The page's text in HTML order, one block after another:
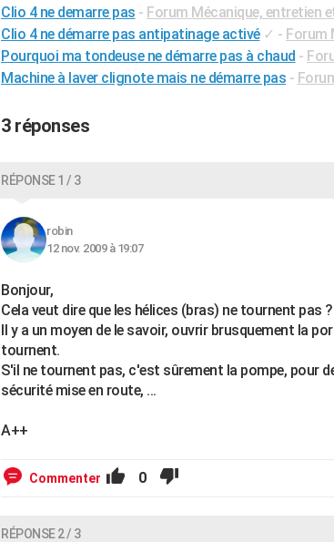
Clio 4 ne demarre pas - Forum Mécanique, entretien
Clio 4 ne démarre pas antipatinage activé ✓ - Forum
Pourquoi ma tondeuse ne démarre pas à chaud -
Machine à laver clignote mais ne démarre pas -
3 réponses
RÉPONSE 1 / 3
robin
12 nov. 2009 à 19:07
Bonjour,
Cela veut dire que les hélices (bras) ne tournent pas
Il y a un moyen de le savoir, ouvrir brusquement la
tournent.
S'il ne tournent pas, c'est sûrement la pompe, pour
sécurité mise en route, ...
A++
Commenter 0
RÉPONSE 2 / 3